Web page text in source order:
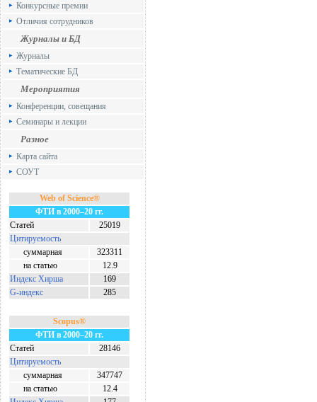
Конкурсные премии
Отличия сотрудников
Журналы и БД
Журналы
Тематические БД
Мероприятия
Конференции, совещания
Семинары и лекции
Разное
Карта сайта
СОУТ
Web of Science®
ФТИ в 2000–20 гг.
Статей
25019
Цитируемость
суммарная
323311
на статью
12.9
Индекс Хирша
169
G-индекс
285
Scopus®
ФТИ в 2000–20 гг.
Статей
28146
Цитируемость
суммарная
347747
на статью
12.4